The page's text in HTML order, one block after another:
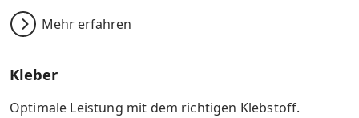
Mehr erfahren
Kleber
Optimale Leistung mit dem richtigen Klebstoff.